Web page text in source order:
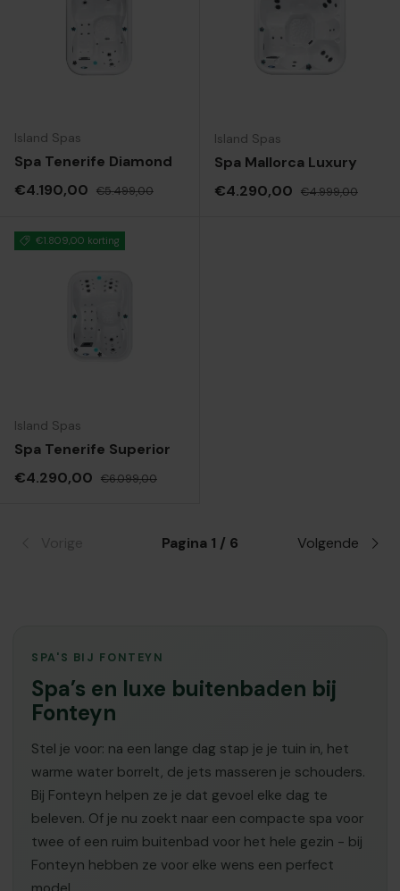
Island Spas
Spa Tenerife Diamond
Verkoopprijs
€4.190,00 Reguliere prijs
€5.499,00
Island Spas
Spa Mallorca Luxury
Verkoopprijs
€4.290,00 Reguliere prijs
€4.999,00
€1.809,00 korting
Island Spas
Spa Tenerife Superior
Verkoopprijs
€4.290,00 Reguliere prijs
€6.099,00
Pagina 1 / 6 Volgende
SPA'S BIJ FONTEYN
Spa’s en luxe buitenbaden bij
Fonteyn
Stel je voor: na een lange dag stap je je tuin in, het
warme water borrelt, de jets masseren je schouders.
Bij Fonteyn helpen ze je dat gevoel elke dag te
beleven. Of je nu zoekt naar een compacte spa voor
twee of een ruim buitenbad voor het hele gezin - bij
Fonteyn hebben ze voor elke wens een perfect